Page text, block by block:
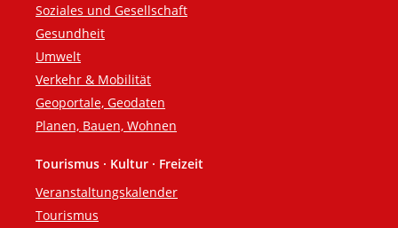
Soziales und Gesellschaft
Gesundheit
Umwelt
Verkehr & Mobilität
Geoportale, Geodaten
Planen, Bauen, Wohnen
Tourismus · Kultur · Freizeit
Veranstaltungskalender
Tourismus